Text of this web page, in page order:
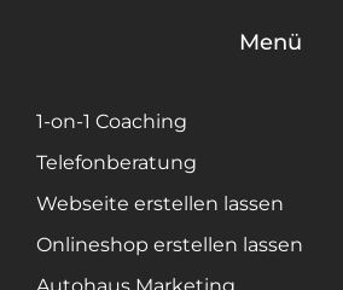
Menü
1-on-1 Coaching
Telefonberatung
Webseite erstellen lassen
Onlineshop erstellen lassen